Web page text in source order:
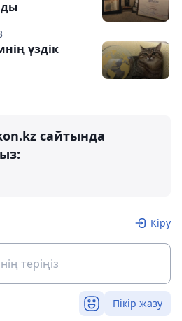
үздік
сайтында
Кіру
Пікір жазу